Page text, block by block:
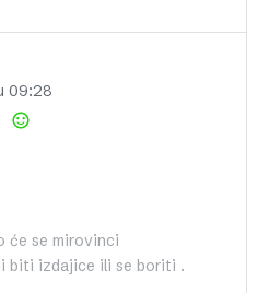
09:28
će se mirovinci
biti izdajice ili se boriti .